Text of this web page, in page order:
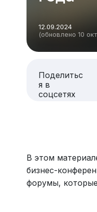
12.09.2024
(обновлено 10
Поделитьс
я в
соцсетях
В этом
бизнес-
форумы,